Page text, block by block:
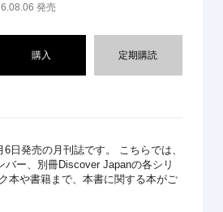
発売
購入 定期購読
日発売の月刊誌です。 こちらでは、
バー、別冊Discover Japanの各シリ
本や書籍まで、本書に関する本がご